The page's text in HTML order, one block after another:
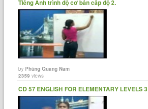
Tiếng Anh trình độ cơ bản cấp độ 2.
byPhùng Quang Nam
2359 views
CD 57 ENGLISH FOR ELEMENTARY LEVELS 3